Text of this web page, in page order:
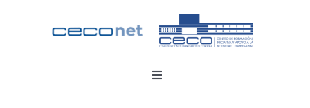
Toggle